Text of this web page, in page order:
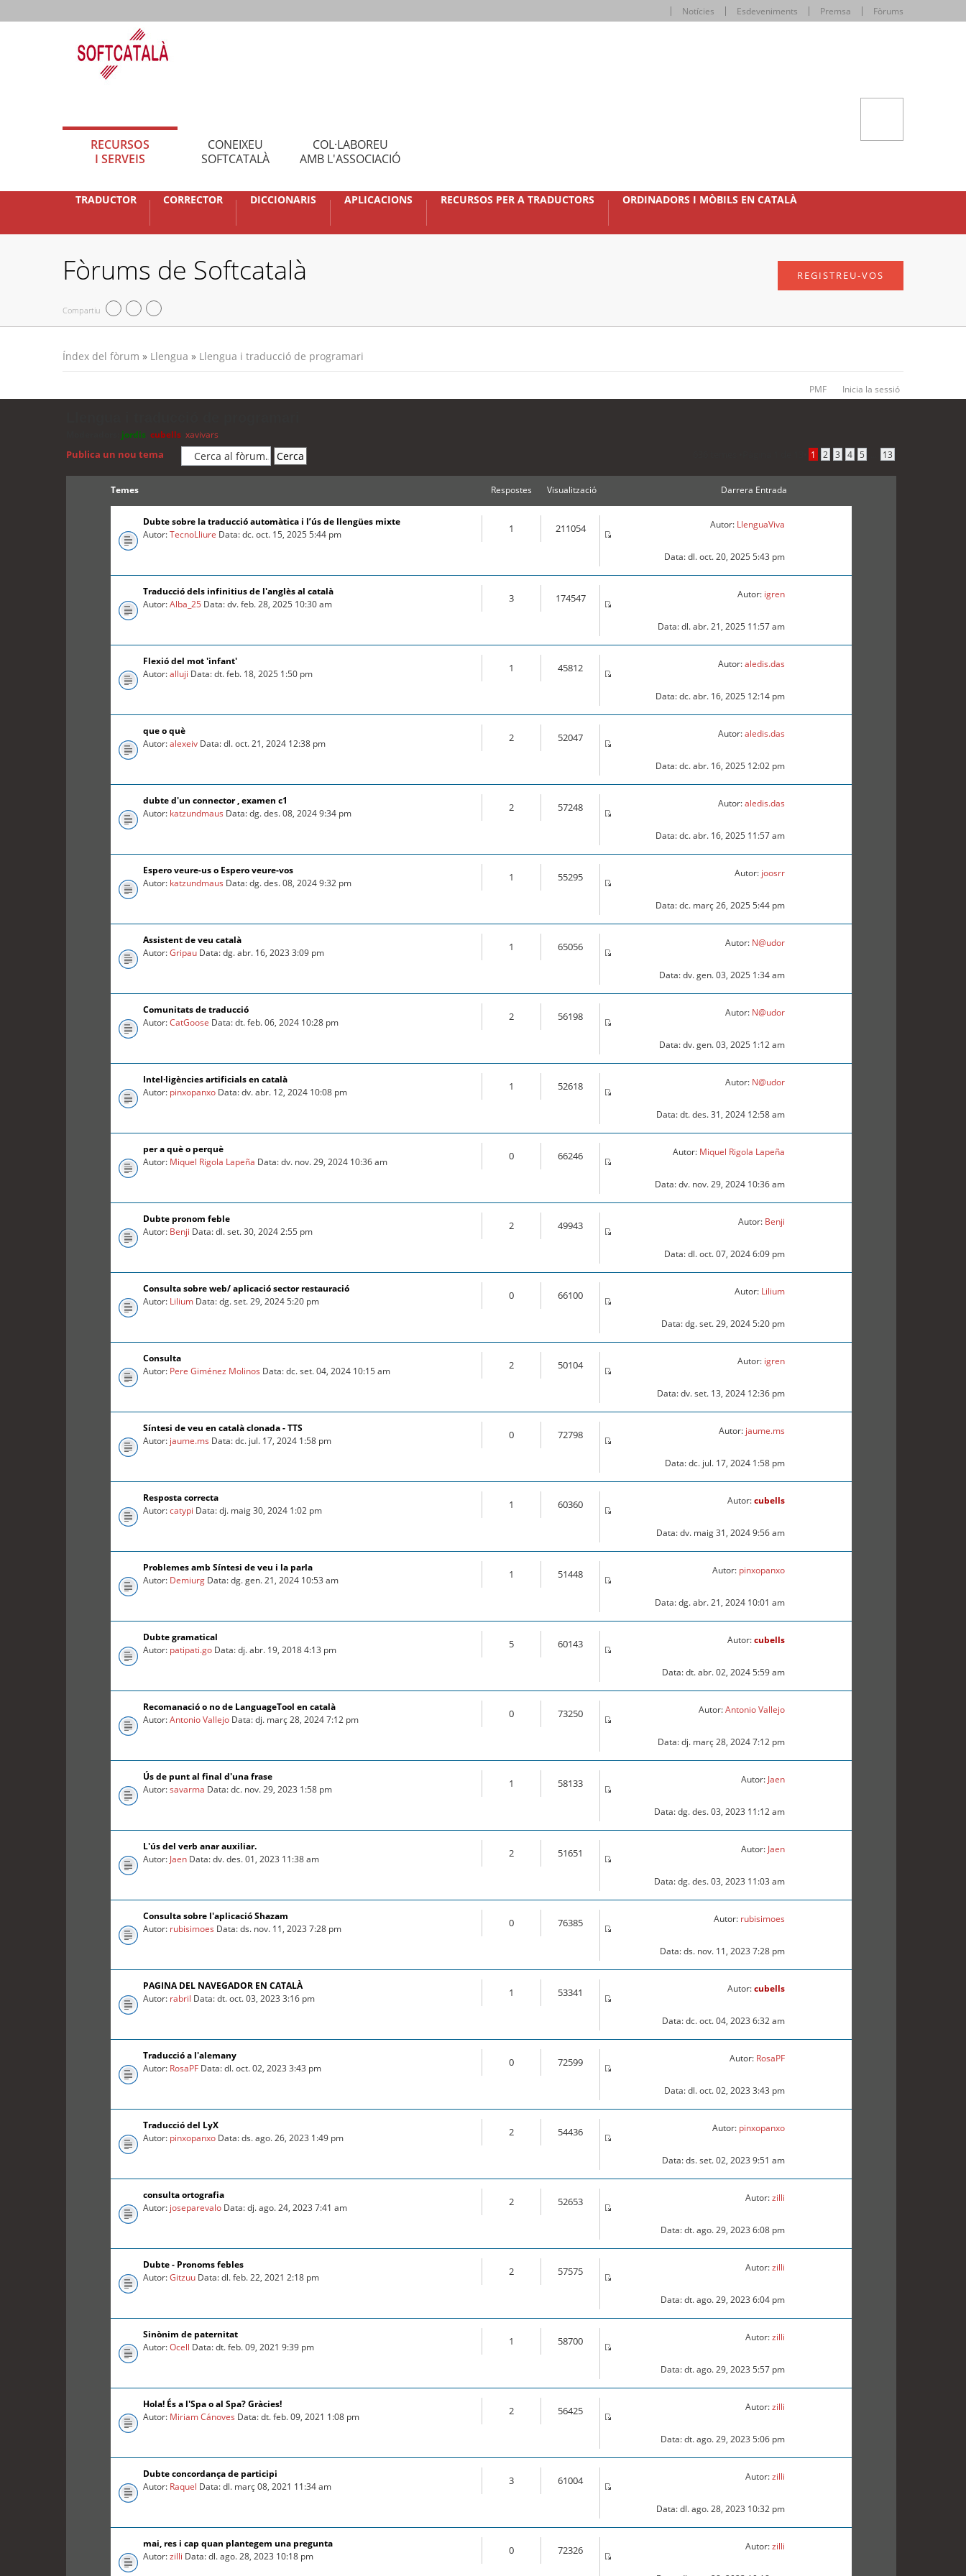
Notícies Esdeveniments Premsa Fòrums
RECURSOS
I SERVEIS
CONEIXEU
SOFTCATALÀ
COL·LABOREU
AMB L'ASSOCIACIÓ
TRADUCTOR CORRECTOR DICCIONARIS APLICACIONS RECURSOS PER A TRADUCTORS ORDINADORS I MÒBILS EN CATALÀ
Fòrums de Softcatalà
Compartiu
REGISTREU-VOS
Índex del fòrum » Llengua » Llengua i traducció de programari
PMF Inicia la sessió
jordis cubells xavivars
Publica un nou tema 1 2 3 4 5 13
Temes Respostes Visualització Darrera Entrada
Dubte sobre la traducció automàtica i l’ús de llengües mixte
Autor:TecnoLliure Data: dc. oct. 15, 2025 5:44 pm 1 211054 Autor: LlenguaViva
Data: dl. oct. 20, 2025 5:43 pm
Traducció dels infinitius de l'anglès al català
Autor:Alba_25 Data: dv. feb. 28, 2025 10:30 am 3 174547 Autor: igren
Data: dl. abr. 21, 2025 11:57 am
Flexió del mot 'infant'
Autor:alluji Data: dt. feb. 18, 2025 1:50 pm 1 45812 Autor:aledis.das
Data: dc. abr. 16, 2025 12:14 pm
que o què
Autor:alexeiv Data: dl. oct. 21, 2024 12:38 pm 2 52047 Autor:aledis.das
Data: dc. abr. 16, 2025 12:02 pm
dubte d'un connector , examen c1
Autor: katzundmaus Data: dg. des. 08, 2024 9:34 pm 2 57248 Autor:aledis.das
Data: dc. abr. 16, 2025 11:57 am
Espero veure-us o Espero veure-vos
Autor: katzundmaus Data: dg. des. 08, 2024 9:32 pm 1 55295 Autor: joosrr
Data: dc. març 26, 2025 5:44 pm
Assistent de veu català
Autor:Gripau Data: dg. abr. 16, 2023 3:09 pm 1 65056 Autor: N@udor
Data: dv. gen. 03, 2025 1:34 am
Comunitats de traducció
Autor:CatGoose Data: dt. feb. 06, 2024 10:28 pm 2 56198 Autor: N@udor
Data: dv. gen. 03, 2025 1:12 am
Intel·ligències artificials en català
Autor: pinxopanxo Data: dv. abr. 12, 2024 10:08 pm 1 52618 Autor: N@udor
Data: dt. des. 31, 2024 12:58 am
per a què o perquè
Autor: Miquel Rigola Lapeña Data: dv. nov. 29, 2024 10:36 am 0 66246 Autor: Miquel Rigola Lapeña
Data: dv. nov. 29, 2024 10:36 am
Dubte pronom feble
Autor: Benji Data: dl. set. 30, 2024 2:55 pm 2 49943 Autor: Benji
Data: dl. oct. 07, 2024 6:09 pm
Consulta sobre web/ aplicació sector restauració
Autor: Lilium Data: dg. set. 29, 2024 5:20 pm 0 66100 Autor: Lilium
Data: dg. set. 29, 2024 5:20 pm
Consulta
Autor: Pere Giménez Molinos Data: dc. set. 04, 2024 10:15 am 2 50104 Autor: igren
Data: dv. set. 13, 2024 12:36 pm
Síntesi de veu en català clonada - TTS
Autor: jaume.ms Data: dc. jul. 17, 2024 1:58 pm 0 72798 Autor: jaume.ms
Data: dc. jul. 17, 2024 1:58 pm
Resposta correcta
Autor:catypi Data: dj. maig 30, 2024 1:02 pm 1 60360 Autor:cubells
Data: dv. maig 31, 2024 9:56 am
Problemes amb Síntesi de veu i la parla
Autor: Demiurg Data: dg. gen. 21, 2024 10:53 am 1 51448 Autor: pinxopanxo
Data: dg. abr. 21, 2024 10:01 am
Dubte gramatical
Autor: patipati.go Data: dj. abr. 19, 2018 4:13 pm 5 60143 Autor:cubells
Data: dt. abr. 02, 2024 5:59 am
Recomanació o no de LanguageTool en català
Autor:Antonio Vallejo Data: dj. març 28, 2024 7:12 pm 0 73250 Autor:Antonio Vallejo
Data: dj. març 28, 2024 7:12 pm
Ús de punt al final d'una frase
Autor:savarma Data: dc. nov. 29, 2023 1:58 pm 1 58133 Autor: Jaen
Data: dg. des. 03, 2023 11:12 am
L'ús del verb anar auxiliar.
Autor: Jaen Data: dv. des. 01, 2023 11:38 am 2 51651 Autor: Jaen
Data: dg. des. 03, 2023 11:03 am
Consulta sobre l'aplicació Shazam
Autor: rubisimoes Data: ds. nov. 11, 2023 7:28 pm 0 76385 Autor: rubisimoes
Data: ds. nov. 11, 2023 7:28 pm
PAGINA DEL NAVEGADOR EN CATALÀ
Autor: rabril Data: dt. oct. 03, 2023 3:16 pm 1 53341 Autor:cubells
Data: dc. oct. 04, 2023 6:32 am
Traducció a l'alemany
Autor: RosaPF Data: dl. oct. 02, 2023 3:43 pm 0 72599 Autor: RosaPF
Data: dl. oct. 02, 2023 3:43 pm
Traducció del LyX
Autor: pinxopanxo Data: ds. ago. 26, 2023 1:49 pm 2 54436 Autor: pinxopanxo
Data: ds. set. 02, 2023 9:51 am
consulta ortografia
Autor: joseparevalo Data: dj. ago. 24, 2023 7:41 am 2 52653 Autor:zilli
Data: dt. ago. 29, 2023 6:08 pm
Dubte - Pronoms febles
Autor:Gitzuu Data: dl. feb. 22, 2021 2:18 pm 2 57575 Autor:zilli
Data: dt. ago. 29, 2023 6:04 pm
Sinònim de paternitat
Autor:Ocell Data: dt. feb. 09, 2021 9:39 pm 1 58700 Autor:zilli
Data: dt. ago. 29, 2023 5:57 pm
Hola! És a l'Spa o al Spa? Gràcies!
Autor: Miriam Cánoves Data: dt. feb. 09, 2021 1:08 pm 2 56425 Autor:zilli
Data: dt. ago. 29, 2023 5:06 pm
Dubte concordança de participi
Autor: Raquel Data: dl. març 08, 2021 11:34 am 3 61004 Autor:zilli
Data: dl. ago. 28, 2023 10:32 pm
mai, res i cap quan plantegem una pregunta
Autor:zilli Data: dl. ago. 28, 2023 10:18 pm 0 72326 Autor:zilli